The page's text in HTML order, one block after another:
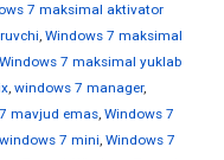
7 maksimal aktivator
, Windows 7 maksimal
Windows 7 maksimal yuklab
, windows 7 manager,
mavjud emas, Windows 7
windows 7 mini, Windows 7